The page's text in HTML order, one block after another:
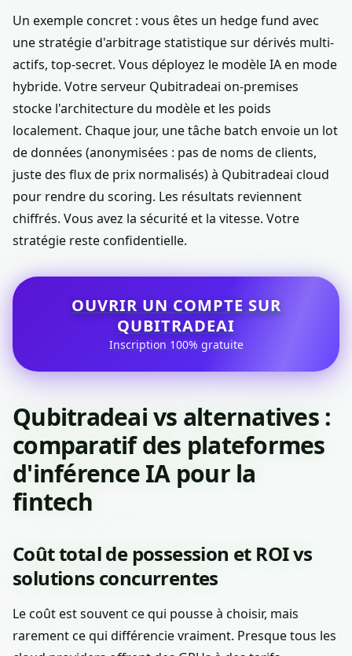
Un exemple concret : vous êtes un hedge fund avec
une stratégie d'arbitrage statistique sur dérivés multi-
actifs, top-secret. Vous déployez le modèle IA en mode
hybride. Votre serveur Qubitradeai on-premises
stocke l'architecture du modèle et les poids
localement. Chaque jour, une tâche batch envoie un lot
de données (anonymisées : pas de noms de clients,
juste des flux de prix normalisés) à Qubitradeai cloud
pour rendre du scoring. Les résultats reviennent
chiffrés. Vous avez la sécurité et la vitesse. Votre
stratégie reste confidentielle.
OUVRIR UN COMPTE SUR
QUBITRADEAI
Inscription 100% gratuite
Qubitradeai vs alternatives :
comparatif des plateformes
d'inférence IA pour la
fintech
Coût total de possession et ROI vs
solutions concurrentes
Le coût est souvent ce qui pousse à choisir, mais
rarement ce qui différencie vraiment. Presque tous les